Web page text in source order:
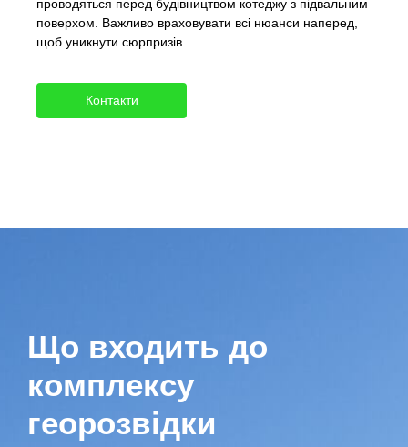
проводяться перед будівництвом котеджу з підвальним
поверхом. Важливо враховувати всі нюанси наперед,
щоб уникнути сюрпризів.
Контакти
Що входить до
комплексу
георозвідки